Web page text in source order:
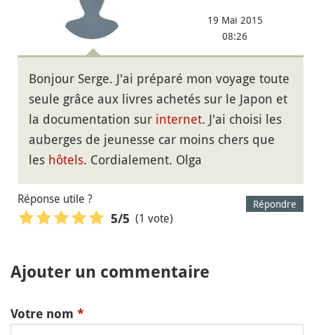
19 Mai 2015
08:26
Bonjour Serge. J'ai préparé mon voyage toute
seule grâce aux livres achetés sur le Japon et
la documentation sur internet. J'ai choisi les
auberges de jeunesse car moins chers que
les hôtels. Cordialement. Olga
Répondre
Réponse utile ?
5/5 (1 vote)
Ajouter un commentaire
Votre nom *